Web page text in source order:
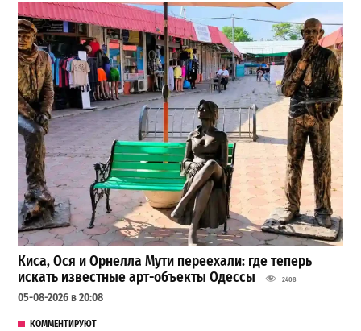
Киса, Ося и Орнелла Мути переехали: где теперь
искать известные арт-объекты Одессы
2408
05-08-2026 в 20:08
КОММЕНТИРУЮТ